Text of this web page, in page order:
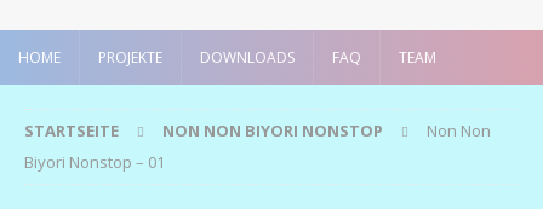
HOME PROJEKTE DOWNLOADS FAQ TEAM
STARTSEITE NON NON BIYORI NONSTOP
Non Non
Biyori Nonstop – 01